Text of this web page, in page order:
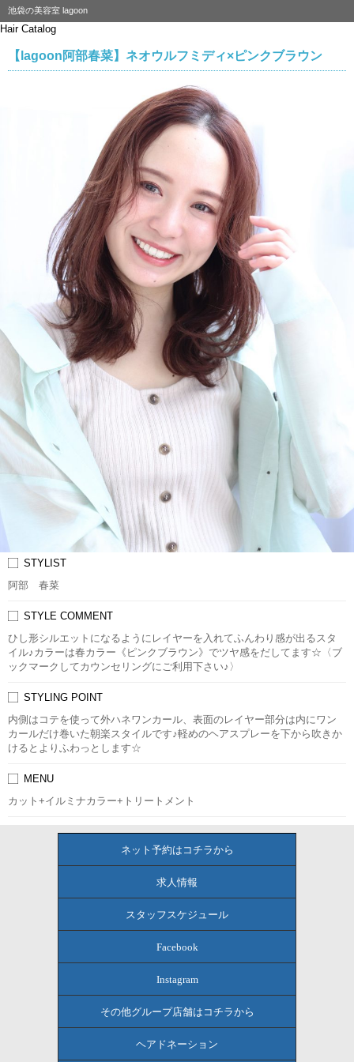
池袋の美容室 lagoon
Hair Catalog
【lagoon阿部春菜】ネオウルフミディ×ピンクブラウン
STYLIST
阿部 春菜
STYLE COMMENT
ひし形シルエットになるようにレイヤーを入れてふんわり感が出るスタ
イル♪カラーは春カラー《ピンクブラウン》でツヤ感をだしてます☆〈ブ
ックマークしてカウンセリングにご利用下さい♪〉
STYLING POINT
内側はコテを使って外ハネワンカール、表面のレイヤー部分は内にワン
カールだけ巻いた朝楽スタイルです♪軽めのヘアスプレーを下から吹きか
けるとよりふわっとします☆
MENU
カット+イルミナカラー+トリートメント
ネット予約はコチラから
求人情報
スタッフスケジュール
Facebook
Instagram
その他グループ店舗はコチラから
ヘアドネーション